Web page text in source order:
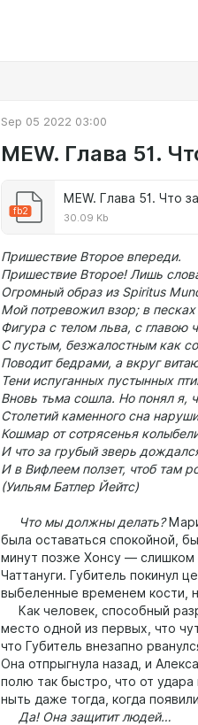
Sep 05 2022 03:00
MEW. Глава 51.
fb2
MEW. Глава 51. Что
30.09 Kb
Пришествие Второе впереди.
Пришествие Второе! Лишь
Огромный образ из Spiritus
Мой потревожил взор; в песках
Фигура с телом льва, с главою
С пустым, безжалостным как
Поводит бедрами, а вкруг
Тени испуганных пустынных
Вновь тьма сошла. Но понял я,
Столетий каменного сна
Кошмар от сотрясенья
И что за грубый зверь
И в Вифлеем ползет, чтоб там
(Уильям Батлер Йейтс)
Что мы должны делать?
была оставаться спокойной,
минут позже Хонсу — слишком
Чаттануги. Губитель покинул
выбеленные временем кости,
Как человек, способный
место одной из первых, что
что Губитель внезапно
Она отпрыгнула назад, и
полю так быстро, что от
ныть даже тогда, когда
Да! Она защитит людей…